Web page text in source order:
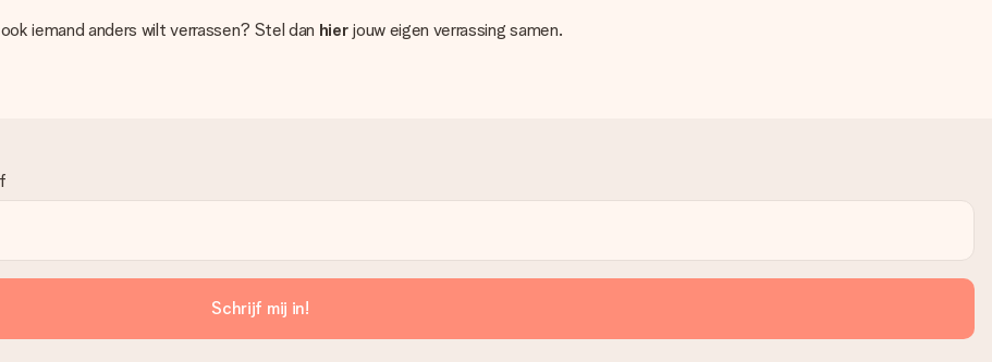
iemand anders wilt verrassen? Stel dan hierjouw eigen verrassing samen.
Schrijf mij in!